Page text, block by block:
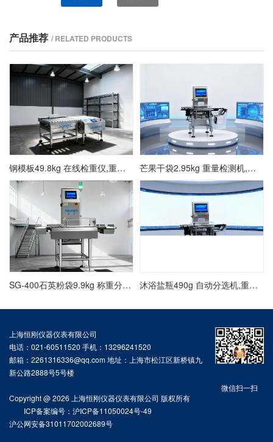
产品推荐 / RELATED PRODUCTS
钢模板49.8kg 在线检重仪,重量检测秤厂家 芒果干袋2.95kg 重量检测机,在线称重仪方案
SG-400石英粉袋9.9kg 称重分选机,动态选别秤方案 沐浴盐瓶490g 自动分选机,重量选别秤价格
微信扫一扫
上海恒刚仪器仪表有限公司
电话：021-60511520 手机：13296241520
邮箱：2261316336@qq.com 地址：上海市松江区新桥镇九
新公路2888号5号楼
Copyright @ 2026 上海恒刚仪器仪表有限公司 版权所有
ICP备案编号：沪ICP备11050024号-49
沪公网安备31011702002689号